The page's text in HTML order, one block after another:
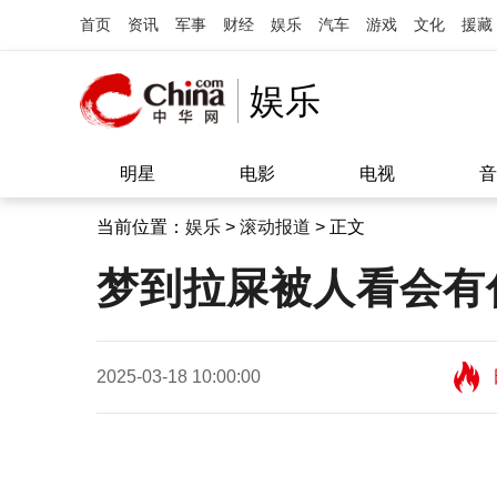
首页 资讯 军事 财经 娱乐 汽车 游戏 文化 援藏
娱乐
明星 电影 电视
当前位置： 娱乐 > 滚动报道 > 正文
梦到拉屎被人看会
2025-03-18 10:00:00